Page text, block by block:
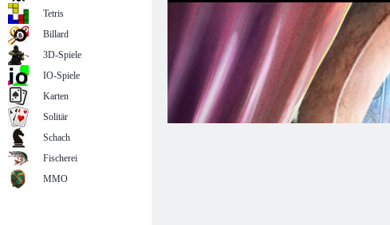
Tetris
Billard
3D-Spiele
IO-Spiele
Karten
Solitär
Schach
Fischerei
MMO